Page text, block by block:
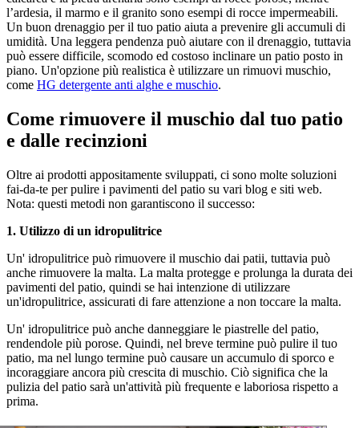
l’ardesia, il marmo e il granito sono esempi di rocce impermeabili.
Un buon drenaggio per il tuo patio aiuta a prevenire gli accumuli di
umidità. Una leggera pendenza può aiutare con il drenaggio, tuttavia
può essere difficile, scomodo ed costoso inclinare un patio posto in
piano. Un'opzione più realistica è utilizzare un rimuovi muschio,
come HG detergente anti alghe e muschio.
Come rimuovere il muschio dal tuo patio
e dalle recinzioni
Oltre ai prodotti appositamente sviluppati, ci sono molte soluzioni
fai-da-te per pulire i pavimenti del patio su vari blog e siti web.
Nota: questi metodi non garantiscono il successo:
1. Utilizzo di un idropulitrice
Un' idropulitrice può rimuovere il muschio dai patii, tuttavia può
anche rimuovere la malta. La malta protegge e prolunga la durata dei
pavimenti del patio, quindi se hai intenzione di utilizzare
un'idropulitrice, assicurati di fare attenzione a non toccare la malta.
Un' idropulitrice può anche danneggiare le piastrelle del patio,
rendendole più porose. Quindi, nel breve termine può pulire il tuo
patio, ma nel lungo termine può causare un accumulo di sporco e
incoraggiare ancora più crescita di muschio. Ciò significa che la
pulizia del patio sarà un'attività più frequente e laboriosa rispetto a
prima.